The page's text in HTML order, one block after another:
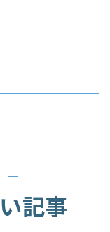
記事